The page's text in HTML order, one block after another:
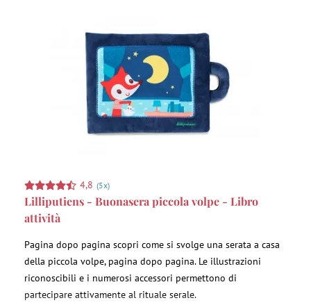
4,8 (5x)
Lilliputiens - Buonasera piccola volpe - Libro
attività
Pagina dopo pagina scopri come si svolge una serata a casa
della piccola volpe, pagina dopo pagina. Le illustrazioni
riconoscibili e i numerosi accessori permettono di
partecipare attivamente al rituale serale.